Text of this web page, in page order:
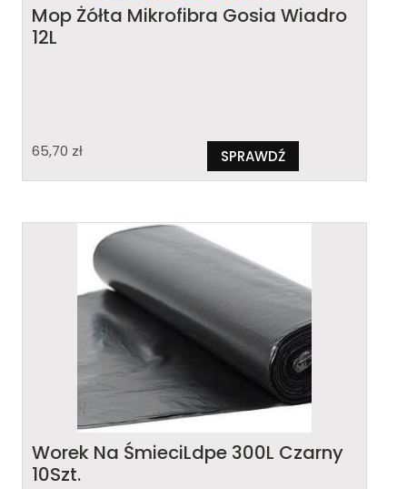
Mop Żółta Mikrofibra Gosia Wiadro
12L
65,70 zł SPRAWDŹ
Worek Na ŚmieciLdpe 300L Czarny
10Szt.